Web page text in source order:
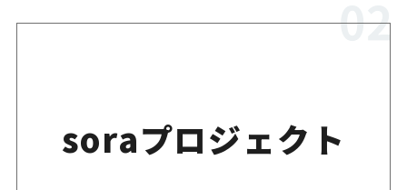
soraプロジェクト